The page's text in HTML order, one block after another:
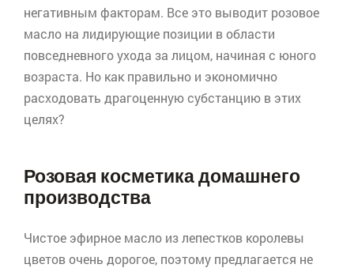
негативным факторам. Все это выводит розовое
масло на лидирующие позиции в области
повседневного ухода за лицом, начиная с юного
возраста. Но как правильно и экономично
расходовать драгоценную субстанцию в этих
целях?
Розовая косметика домашнего
производства
Чистое эфирное масло из лепестков королевы
цветов очень дорогое, поэтому предлагается не